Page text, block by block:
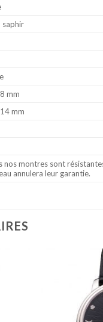
saphir
mm
mm
nos montres sont
annulera leur garantie.